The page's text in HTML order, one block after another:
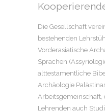
Die Gesellschaft
bestehenden
Vorderasiatische
Sprachen
alttestamentliche
Archäologie
Arbeitsgemeinschaft,
Lehrenden auch